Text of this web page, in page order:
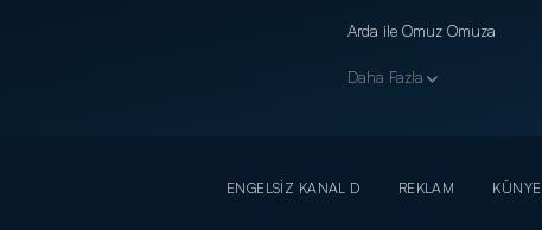
Arda ile Omuz Omuza
Daha Fazla
ENGELSİZ KANAL D REKLAM KÜNYE